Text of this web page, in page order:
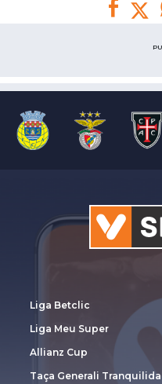
Liga Betclic
Liga Meu Super
Allianz Cup
Taça Generali